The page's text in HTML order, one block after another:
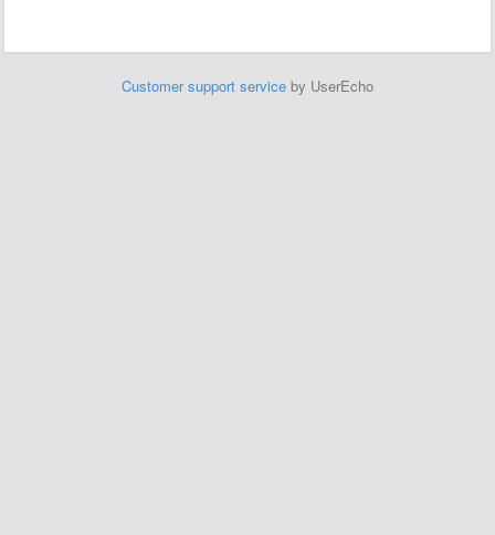
Customer support service by UserEcho